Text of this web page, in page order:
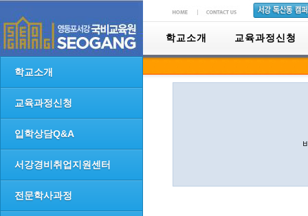
학교소개
교육과정신청
입학상담Q&A
서강경비취업지원센터
전문학사과정
학교소개 교육과정신청